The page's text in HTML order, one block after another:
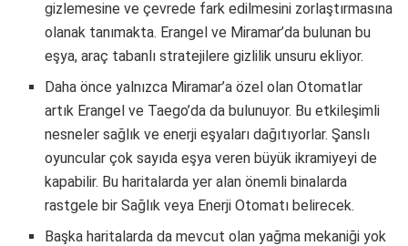
gizlemesine ve çevrede fark edilmesini zorlaştırmasına
olanak tanımakta. Erangel ve Miramar’da bulunan bu
eşya, araç tabanlı stratejilere gizlilik unsuru ekliyor.
Daha önce yalnızca Miramar’a özel olan Otomatlar
artık Erangel ve Taego’da da bulunuyor. Bu etkileşimli
nesneler sağlık ve enerji eşyaları dağıtıyorlar. Şanslı
oyuncular çok sayıda eşya veren büyük ikramiyeyi de
kapabilir. Bu haritalarda yer alan önemli binalarda
rastgele bir Sağlık veya Enerji Otomatı belirecek.
Başka haritalarda da mevcut olan yağma mekaniği yok